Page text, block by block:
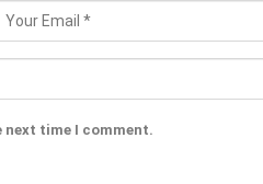
next time I comment.